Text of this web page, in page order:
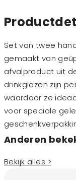
Set van twee
gemaakt van
afvalproduct uit
drinkglazen zijn
waardoor ze
voor speciale
Anderen
Bekijk alles >